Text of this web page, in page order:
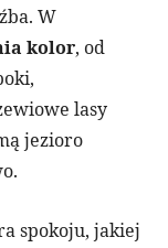
W
kolor, od
lasy
jezioro
spokoju, jakiej